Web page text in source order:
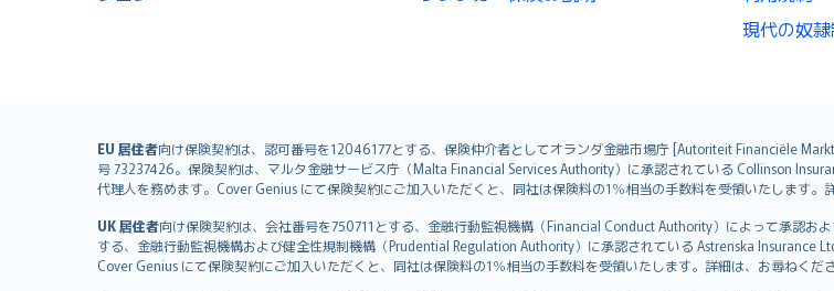
現代の奴
EU 居住者向け保険契約は、認可番号を12046177とする、保険仲介者としてオランダ金融市場庁 [Autoriteit Financiële
号 73237426。保険契約は、マルタ金融サービス庁（Malta Financial Services Authority）に承認されている Collinson
代理人を務めます。Cover Genius にて保険契約にご加入いただくと、同社は保険料の1％相当の手数料を受領いたします。
UK 居住者向け保険契約は、会社番号を750711とする、金融行動監視機構（Financial Conduct Authority）によって承認お
する、金融行動監視機構および健全性規制機構（Prudential Regulation Authority）に承認されている Astrenska Insurance
Cover Genius にて保険契約にご加入いただくと、同社は保険料の1％相当の手数料を受領いたします。詳細は、お尋ねくださ
English (UK)
English (US)
Deutsch
français
Nederlands